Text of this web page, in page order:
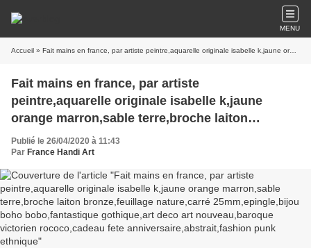
MENU
Accueil » Fait mains en france, par artiste peintre,aquarelle originale isabelle k,jaune orange marron,sable terre,broche laiton bronze,feuillage nature,carré 25mm,epingle,bijou boho bobo,fantastique gothique,art deco art nouveau,baroque victorien rococo,cadeau fete anniversaire,abstrait,fashion punk ethnique
Fait mains en france, par artiste
peintre,aquarelle originale isabelle k,jaune
orange marron,sable terre,broche laiton
bronze,feuillage nature,carré
25mm,epingle,bijou boho bobo,fantastique
gothique,art deco art nouveau,baroque victorien
rococo,cadeau fete anniversaire,abstrait,fashion
punk ethnique
Publié le 26/04/2020 à 11:43
Par France Handi Art